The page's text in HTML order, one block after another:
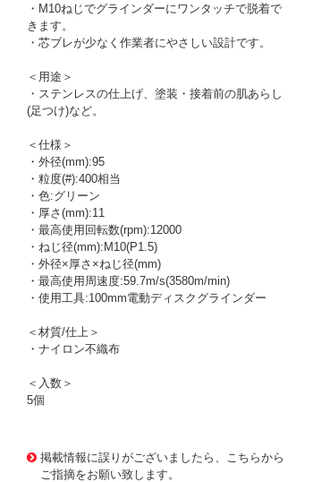
・M10ねじでグラインダーにワンタッチで脱着で
きます。
・芯ブレが少なく作業者にやさしい設計です。
＜用途＞
・ステンレスの仕上げ、塗装・接着前の肌あらし
(足つけ)など。
＜仕様＞
・外径(mm):95
・粒度(#):400相当
・色:グリーン
・厚さ(mm):11
・最高使用回転数(rpm):12000
・ねじ径(mm):M10(P1.5)
・外径×厚さ×ねじ径(mm)
・最高使用周速度:59.7m/s(3580m/min)
・使用工具:100mm電動ディスクグラインダー
＜材質/仕上＞
・ナイロン不織布
＜入数＞
5個
掲載情報に誤りがございましたら、こちらから
ご指摘をお願い致します。